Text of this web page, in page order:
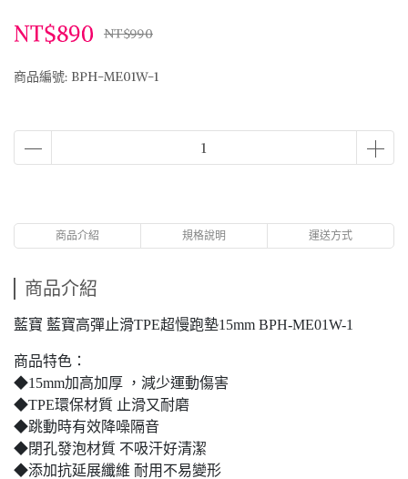
NT$890 NT$990
商品編號: BPH-ME01W-1
商品介紹 規格說明 運送方式
商品介紹
藍寶 藍寶高彈止滑TPE超慢跑墊15mm BPH-ME01W-1
商品特色：
◆15mm加高加厚 ，減少運動傷害
◆TPE環保材質 止滑又耐磨
◆跳動時有效降噪隔音
◆閉孔發泡材質 不吸汗好清潔
◆添加抗延展纖維 耐用不易變形